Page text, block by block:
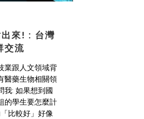
來! : 台灣
交流
業跟人文領域背
醫藥生物相關領
我: 如果想到國
的學生要怎麼計
比較好」好像